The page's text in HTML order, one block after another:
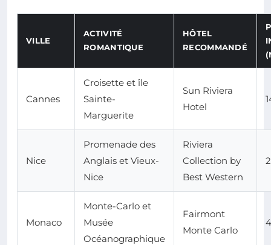
VILLE
ACTIVITÉ
ROMANTIQUE
HÔTEL
RECOMMANDÉ
Cannes
Croisette et île
Sainte-
Marguerite
Sun Riviera
Hotel
Nice
Promenade des
Anglais et Vieux-
Nice
Riviera
Collection by
Best Western
Monaco
Monte-Carlo et
Musée
Océanographique
Fairmont
Monte Carlo